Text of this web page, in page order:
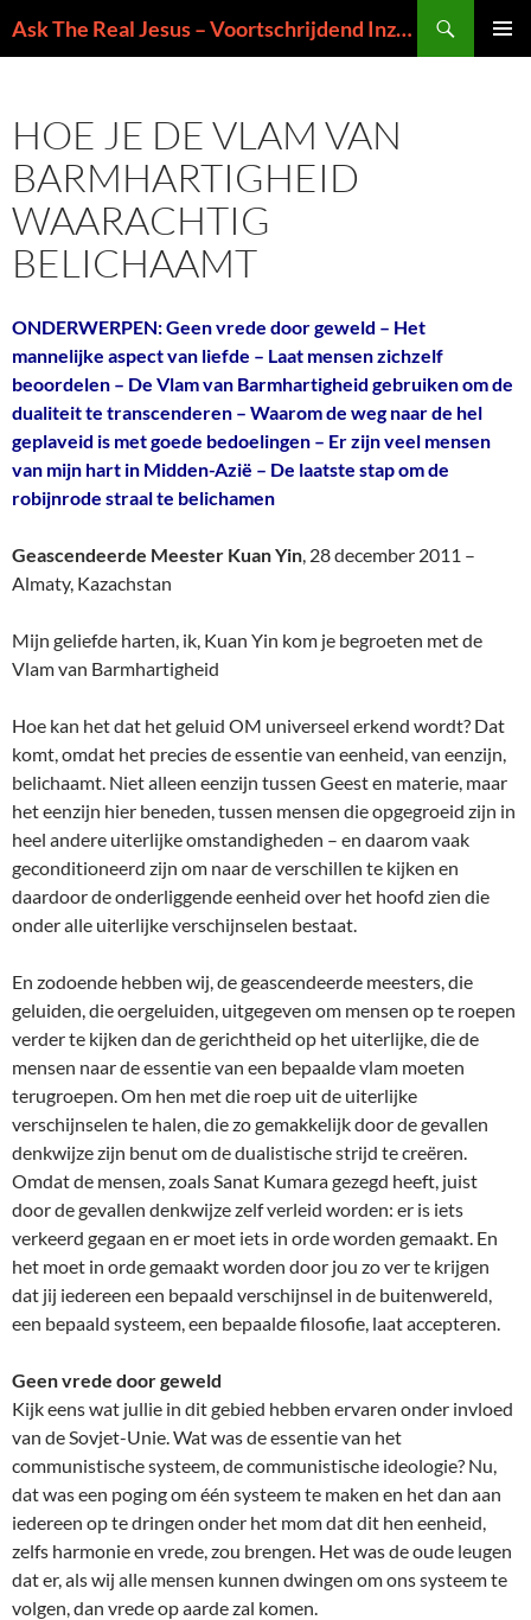
naar
Ask The Real Jesus – Voortschrijdend Inzicht in de Zin van het Leven
HOE JE DE VLAM VAN
BARMHARTIGHEID
WAARACHTIG
BELICHAAMT
ONDERWERPEN: Geen vrede door geweld – Het
mannelijke aspect van liefde – Laat mensen zichzelf
beoordelen – De Vlam van Barmhartigheid gebruiken om de
dualiteit te transcenderen – Waarom de weg naar de hel
geplaveid is met goede bedoelingen – Er zijn veel mensen
van mijn hart in Midden-Azië – De laatste stap om de
robijnrode straal te belichamen
Geascendeerde Meester Kuan Yin, 28 december 2011 –
Almaty, Kazachstan
Mijn geliefde harten, ik, Kuan Yin kom je begroeten met de
Vlam van Barmhartigheid
Hoe kan het dat het geluid OM universeel erkend wordt? Dat
komt, omdat het precies de essentie van eenheid, van eenzijn,
belichaamt. Niet alleen eenzijn tussen Geest en materie, maar
het eenzijn hier beneden, tussen mensen die opgegroeid zijn in
heel andere uiterlijke omstandigheden – en daarom vaak
geconditioneerd zijn om naar de verschillen te kijken en
daardoor de onderliggende eenheid over het hoofd zien die
onder alle uiterlijke verschijnselen bestaat.
En zodoende hebben wij, de geascendeerde meesters, die
geluiden, die oergeluiden, uitgegeven om mensen op te roepen
verder te kijken dan de gerichtheid op het uiterlijke, die de
mensen naar de essentie van een bepaalde vlam moeten
terugroepen. Om hen met die roep uit de uiterlijke
verschijnselen te halen, die zo gemakkelijk door de gevallen
denkwijze zijn benut om de dualistische strijd te creëren.
Omdat de mensen, zoals Sanat Kumara gezegd heeft, juist
door de gevallen denkwijze zelf verleid worden: er is iets
verkeerd gegaan en er moet iets in orde worden gemaakt. En
het moet in orde gemaakt worden door jou zo ver te krijgen
dat jij iedereen een bepaald verschijnsel in de buitenwereld,
een bepaald systeem, een bepaalde filosofie, laat accepteren.
Geen vrede door geweld
Kijk eens wat jullie in dit gebied hebben ervaren onder invloed
van de Sovjet-Unie. Wat was de essentie van het
communistische systeem, de communistische ideologie? Nu,
dat was een poging om één systeem te maken en het dan aan
iedereen op te dringen onder het mom dat dit hen eenheid,
zelfs harmonie en vrede, zou brengen. Het was de oude leugen
dat er, als wij alle mensen kunnen dwingen om ons systeem te
volgen, dan vrede op aarde zal komen.